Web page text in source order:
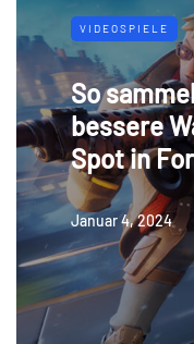
VIDEOSPIELE
So
bessere
Spot in
Januar 4, 2024